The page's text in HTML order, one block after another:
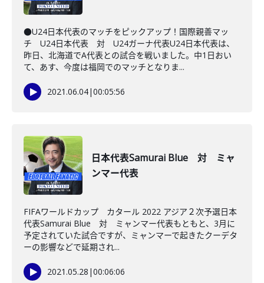
●U24日本代表のマッチをピックアップ！国際親善マッ
チ U24日本代表 対 U24ガーナ代表U24日本代表は、
昨日、北海道でA代表との試合を戦いました。中1日おい
て、あす、今度は福岡でのマッチとなりま...
2021.06.04|00:05:56
日本代表Samurai Blue 対 ミャ
ンマー代表
FIFAワールドカップ カタール 2022 アジア２次予選日本
代表Samurai Blue 対 ミャンマー代表もともと、3月に
予定されていた試合ですが、ミャンマーで起きたクーデタ
ーの影響などで延期され...
2021.05.28 |00:06:06